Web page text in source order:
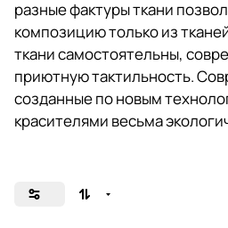
разные фактуры ткани
композицию только из
ткани самостоятельны,
приютную тактильность.
созданные по новым
красителями весьма